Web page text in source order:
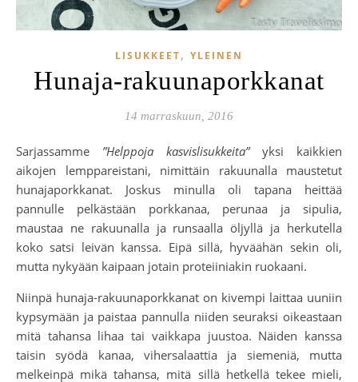
LISUKKEET, YLEINEN
Hunaja-rakuunaporkkanat
14 marraskuun, 2016
Sarjassamme ”Helppoja kasvislisukkeita”yksi kaikkien
aikojen lemppareistani, nimittäin rakuunalla maustetut
hunajaporkkanat. Joskus minulla oli tapana heittää
pannulle pelkästään porkkanaa, perunaa ja sipulia,
maustaa ne rakuunalla ja runsaalla öljyllä ja herkutella
koko satsi leivän kanssa. Eipä sillä, hyväähän sekin oli,
mutta nykyään kaipaan jotain proteiiniakin ruokaani.
Niinpä hunaja-rakuunaporkkanat on kivempi laittaa uuniin
kypsymään ja paistaa pannulla niiden seuraksi oikeastaan
mitä tahansa lihaa tai vaikkapa juustoa. Näiden kanssa
taisin syödä kanaa, vihersalaattia ja siemeniä, mutta
melkeinpä mikä tahansa, mitä sillä hetkellä tekee mieli,